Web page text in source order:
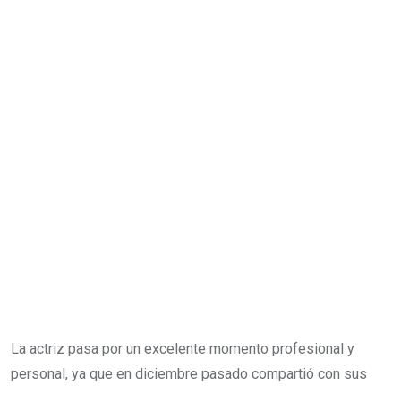
La actriz pasa por un excelente momento profesional y
personal, ya que en diciembre pasado compartió con sus